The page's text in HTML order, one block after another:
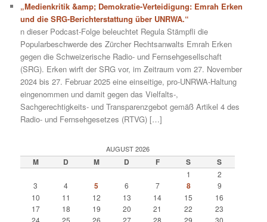
„Medienkritik &amp; Demokratie-Verteidigung: Emrah Erken
und die SRG-Berichterstattung über UNRWA.“
n dieser Podcast-Folge beleuchtet Regula Stämpfli die
Popularbeschwerde des Zürcher Rechtsanwalts Emrah Erken
gegen die Schweizerische Radio- und Fernsehgesellschaft
(SRG). Erken wirft der SRG vor, im Zeitraum vom 27. November
2024 bis 27. Februar 2025 eine einseitige, pro-UNRWA-Haltung
eingenommen und damit gegen das Vielfalts-,
Sachgerechtigkeits- und Transparenzgebot gemäß Artikel 4 des
Radio- und Fernsehgesetzes (RTVG) […]
AUGUST 2026
M D M D F S S
1
2
3
4 5 6 7 8
9
10
11 12 13 14 15
16
17
18 19 20 21 22
23